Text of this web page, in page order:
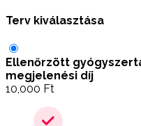
Terv kiválasztása
Ellenőrzött
megjelenési díj
10,000 Ft